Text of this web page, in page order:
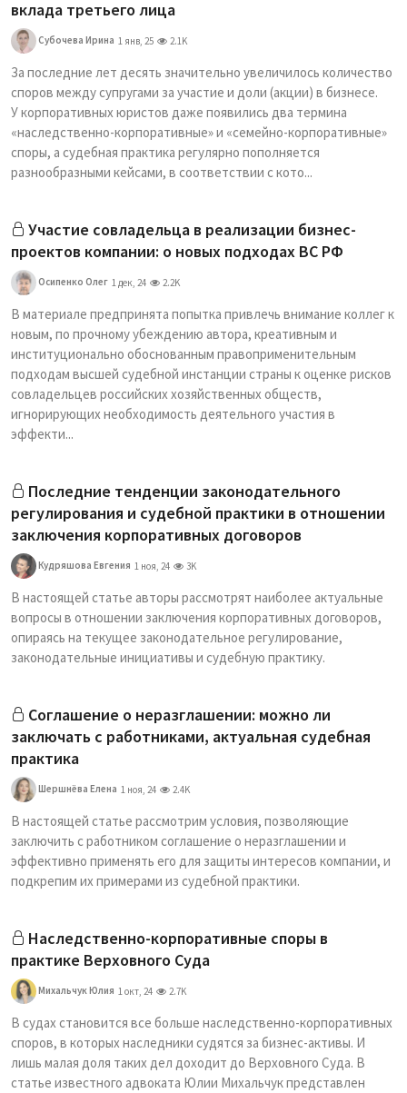
вклада третьего лица
Субочева Ирина 1 янв, 25 2.1K
За последние лет десять значительно увеличилось количество
споров между супругами за участие и доли (акции) в бизнесе.
У корпоративных юристов даже появились два термина
«наследственно-корпоративные» и «семейно-корпоративные»
споры, а судебная практика регулярно пополняется
разнообразными кейсами, в соответствии с кото...
Участие совладельца в реализации бизнес-
проектов компании: о новых подходах ВС РФ
Осипенко Олег 1 дек, 24 2.2K
В материале предпринята попытка привлечь внимание коллег к
новым, по прочному убеждению автора, креативным и
институционально обоснованным правоприменительным
подходам высшей судебной инстанции страны к оценке рисков
совладельцев российских хозяйственных обществ,
игнорирующих необходимость деятельного участия в
эффекти...
Последние тенденции законодательного
регулирования и судебной практики в отношении
заключения корпоративных договоров
Кудряшова Евгения 1 ноя, 24 3K
В настоящей статье авторы рассмотрят наиболее актуальные
вопросы в отношении заключения корпоративных договоров,
опираясь на текущее законодательное регулирование,
законодательные инициативы и судебную практику.
Соглашение о неразглашении: можно ли
заключать с работниками, актуальная судебная
практика
Шершнёва Елена 1 ноя, 24 2.4K
В настоящей статье рассмотрим условия, позволяющие
заключить с работником соглашение о неразглашении и
эффективно применять его для защиты интересов компании, и
подкрепим их примерами из судебной практики.
Наследственно-корпоративные споры в
практике Верховного Суда
Михальчук Юлия 1 окт, 24 2.7K
В судах становится все больше наследственно-корпоративных
споров, в которых наследники судятся за бизнес-активы. И
лишь малая доля таких дел доходит до Верховного Суда. В
статье известного адвоката Юлии Михальчук представлен